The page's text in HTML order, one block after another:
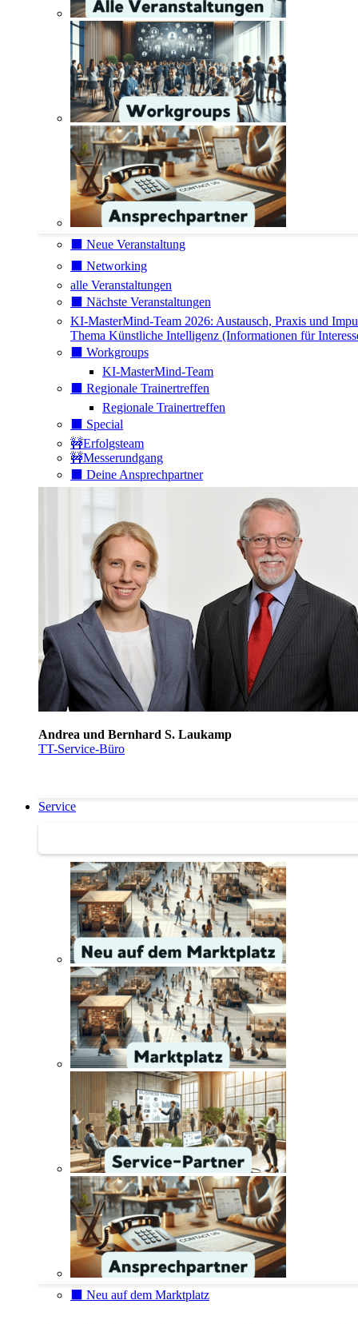
⬛️ Neue Veranstaltung
⬛️ Networking
alle Veranstaltungen
⬛️ Nächste Veranstaltungen
KI-MasterMind-Team 2026: Austausch, Praxis und
Thema Künstliche Intelligenz (Informationen für
⬛️ Workgroups
KI-MasterMind-Team
⬛️ Regionale Trainertreffen
Regionale Trainertreffen
⬛️ Special
🚧Erfolgsteam
🚧Messerundgang
⬛️ Deine Ansprechpartner
Andrea und Bernhard S. Laukamp
TT-Service-Büro
Service
⬛️ Neu auf dem Marktplatz